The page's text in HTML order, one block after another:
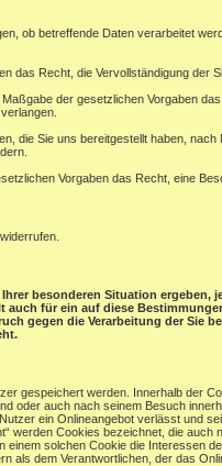
ob betreffende Daten verarbeitet
das Recht, die Vervollständigung
der gesetzlichen Vorgaben
die Sie uns bereitgestellt haben,
Vorgaben das Recht, eine
besonderen Situation
für ein auf diese
gegen die Verarbeitung der
gespeichert werden. Innerhalb der
oder auch nach seinem Besuch
ein Onlineangebot verlässt und
werden Cookies bezeichnet, die
solchen Cookie die
als dem Verantwortlichen, der das